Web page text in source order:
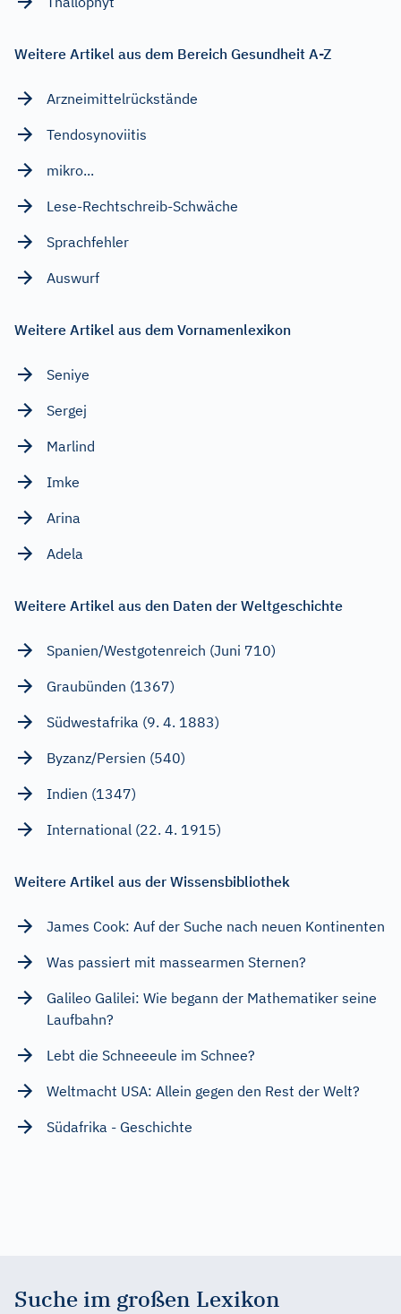
Weitere Artikel aus dem Bereich Gesundheit A-Z
Arzneimittelrückstände
Tendosynoviitis
mikro...
Lese-Rechtschreib-Schwäche
Sprachfehler
Auswurf
Weitere Artikel aus dem Vornamenlexikon
Seniye
Sergej
Marlind
Imke
Arina
Adela
Weitere Artikel aus den Daten der Weltgeschichte
Spanien/Westgotenreich (Juni 710)
Graubünden (1367)
Südwestafrika (9. 4. 1883)
Byzanz/Persien (540)
Indien (1347)
International (22. 4. 1915)
Weitere Artikel aus der Wissensbibliothek
James Cook: Auf der Suche nach neuen Kontinenten
Was passiert mit massearmen Sternen?
Galileo Galilei: Wie begann der Mathematiker seine
Laufbahn?
Lebt die Schneeeule im Schnee?
Weltmacht USA: Allein gegen den Rest der Welt?
Südafrika - Geschichte
Suche im großen Lexikon